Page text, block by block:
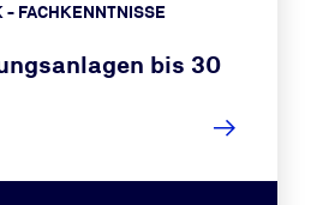
- FACHKENNTNISSE
bis 30